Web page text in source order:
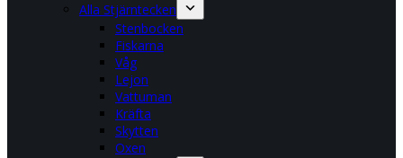
Alla Stjärntecken
Stenbocken
Fiskarna
Våg
Lejon
Vattuman
Kräfta
Skytten
Oxen